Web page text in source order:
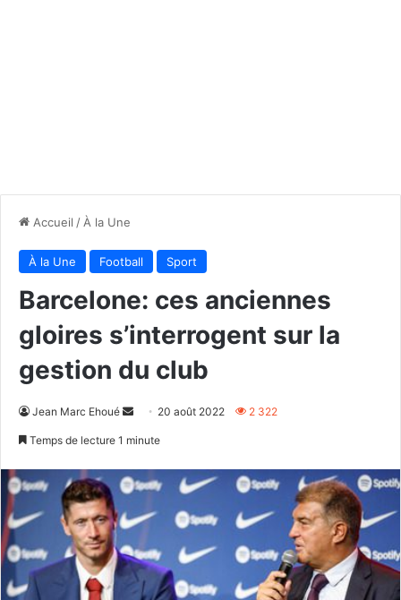
Accueil / À la Une
À la Une Football Sport
Barcelone: ces anciennes
gloires s’interrogent sur la
gestion du club
Jean Marc Ehoué
Envoyer20 août 2022 2 322
Temps de lecture 1 minute